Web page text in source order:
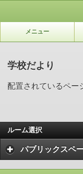
メニュー
学校だより
配置されているペー
ルーム選択
パブリックスペ